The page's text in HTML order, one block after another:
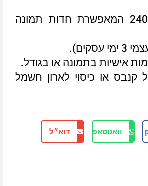
איכות הדפסה מגיעה עד 2400DPI המאפשרת חדות תמונה
אישיות בתמונה או בגודל.
או כיסוי לארון חשמל
וואטסאפ דוא״ל